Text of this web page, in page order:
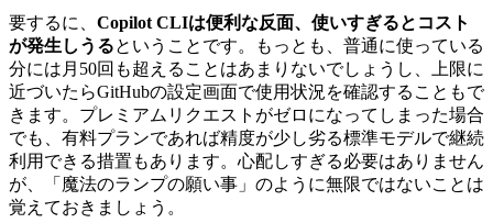
要するに、 Copilot CLIは便利な反面、使いすぎるとコスト
が発生しうるということです。もっとも、普通に使っている
分には月50回も超えることはあまりないでしょうし、上限に
近づいたらGitHubの設定画面で使用状況を確認することもで
きます。プレミアムリクエストがゼロになってしまった場合
でも、有料プランであれば精度が少し劣る標準モデルで継続
利用できる措置もあります。心配しすぎる必要はありません
が、「魔法のランプの願い事」のように無限ではないことは
覚えておきましょう。